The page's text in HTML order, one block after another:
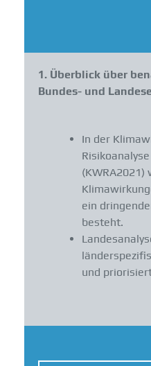
1. Überblick über
Bundes- und
In der
(KWRA2021)
ein
besteht.
und